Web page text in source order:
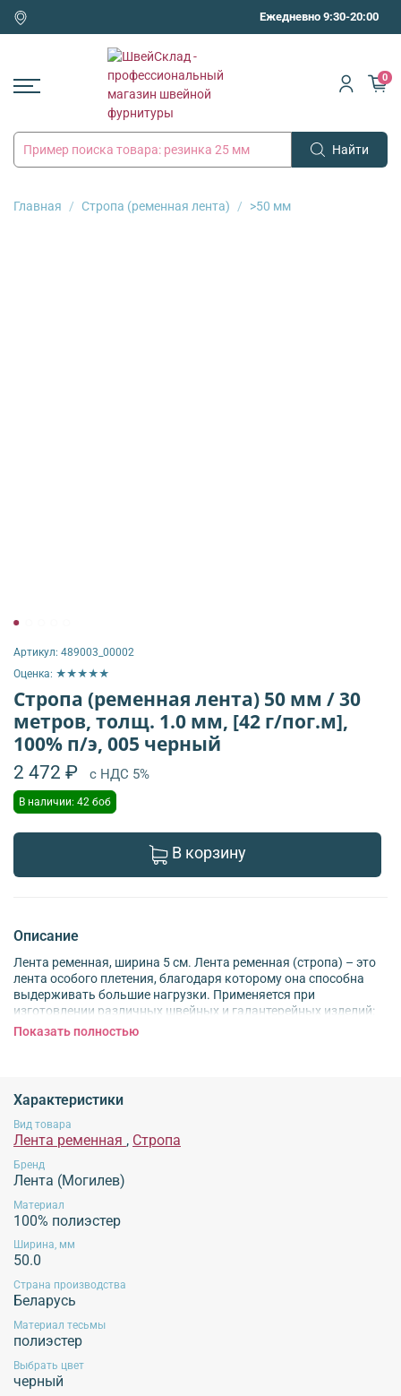
Ежедневно 9:30-20:00
Найти
0
Главная Стропа (ременная лента) >50 мм
Артикул: 489003_00002
Оценка: ★★★★★
Стропа (ременная лента) 50 мм / 30
метров, толщ. 1.0 мм, [42 г/пог.м],
100% п/э, 005 черный
2 472 ₽ с НДС 5%
В наличии: 42 боб
В корзину
Описание
Лента ременная, ширина 5 см. Лента ременная (стропа) – это
лента особого плетения, благодаря которому она способна
выдерживать большие нагрузки. Применяется при
изготовлении различных швейных и галантерейных изделий:
спецодежды, дорожных сумок, туристического снаряжения,
материал. Отличается повышенной прочностью, устойчива к
изнашиванию, не теряет качество даже после многократного
трения и изгибания.
при высоких температурах, использование химических средств для стирки,
отбеливание, использование хлорсодержащих средств, отжим изделий в
стиральной машине, высокотемпературная обработка, отпаривание изделий.
Рекомендуется применять щадящие методы ухода, избегать воздействия
агрессивных жидкостей и экстремальных механических воздействий.
Эксплуатация продукции без учета данных рекомендаций не гарантирует
Обязательной сертификации не подлежит!
Показать полностью
Характеристики
Вид товара
Лента ременная , Стропа
Бренд
Лента (Могилев)
Материал
100% полиэстер
Ширина, мм
50.0
Страна производства
Беларусь
Материал тесьмы
полиэстер
Выбрать цвет
черный